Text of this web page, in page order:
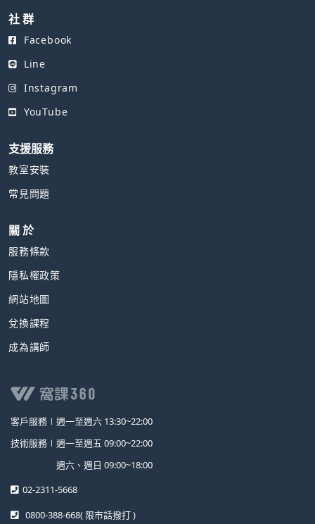
社 群
Facebook
Line
Instagram
YouTube
支援服務
教室安裝
常見問題
關 於
服務條款
隱私權政策
網站地圖
兌換課程
成為講師
客戶服務∣ 週一至週六 13:30~22:00
技術服務∣ 週一至週五 09:00~22:00
週六、週日 09:00~18:00
02-2311-5668
0800-388-668( 限市話撥打 )